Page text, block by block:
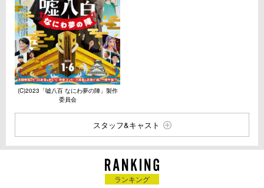
(C)2023「嘘八百 なにわ夢の陣」製作
委員会
スタッフ&キャスト
ランキング